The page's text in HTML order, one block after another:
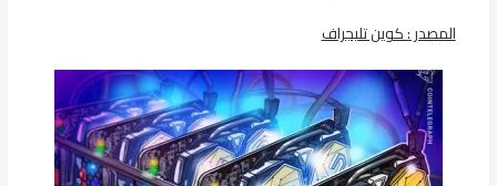
المصدر : كوين تليجراف